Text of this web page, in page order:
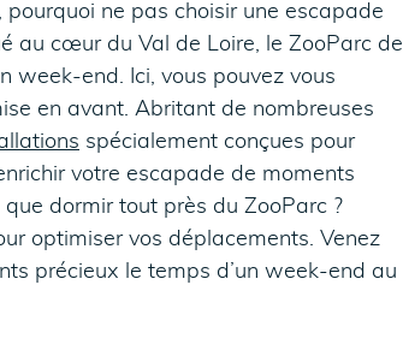
ne pas choisir une escapade
au cœur du Val de Loire, le ZooParc de
week-end. Ici, vous pouvez vous
en avant. Abritant de nombreuses
spécialement conçues pour
votre escapade de moments
dormir tout près du ZooParc ?
optimiser vos déplacements. Venez
précieux le temps d’un week-end au